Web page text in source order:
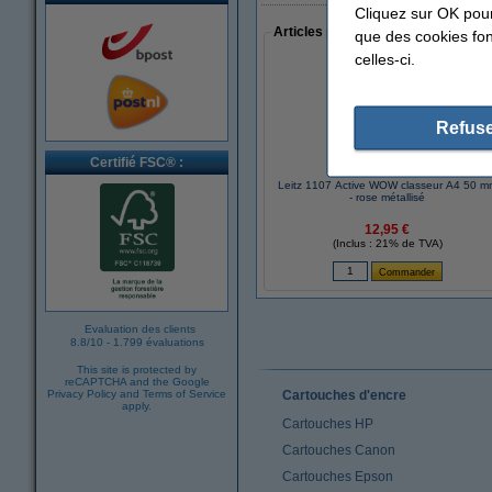
Certifié FSC® :
Evaluation des clients
8.8/10 - 1.799 évaluations
This site is protected by
reCAPTCHA and the Google
Privacy Policy and Terms of Service
apply.
Articles populaires auprès des
Leitz 1107 Active WOW classeur A4 50
- rose métallisé
12,95 €
(Inclus : 21% de TVA)
Cartouches d'encre
Cartouches HP
Cartouches Canon
Cartouches Epson
Cliquez sur OK
que des cookies
celles-ci.